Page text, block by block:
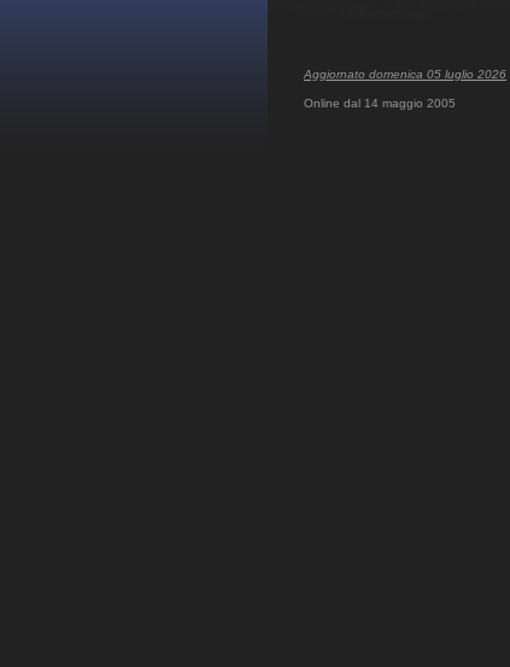
Aggiornato domenica 05 luglio 2026
Online dal 14 maggio 2005